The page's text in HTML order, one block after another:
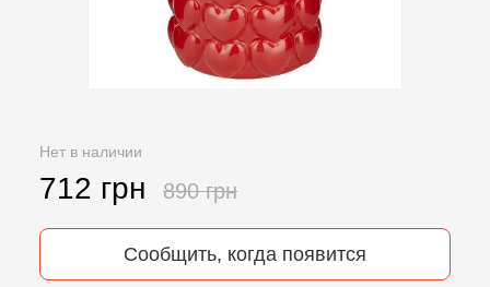
Нет в наличии
712 грн 890 грн
Сообщить, когда появится